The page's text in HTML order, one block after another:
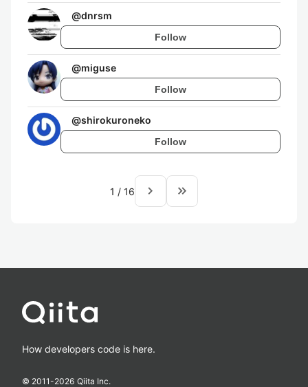
@dnrsm
Follow
@miguse
Follow
@shirokuroneko
Follow
1 / 16 navigate_next keyboard_double_arrow_right
How developers code is here.
© 2011-2026 Qiita Inc.